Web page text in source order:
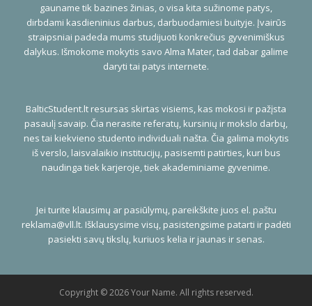
gauname tik bazines žinias, o visa kita sužinome patys,
dirbdami kasdieninius darbus, darbuodamiesi buityje. Įvairūs
straipsniai padeda mums studijuoti konkrečius gyvenimiškus
dalykus. Išmokome mokytis savo Alma Mater, tad dabar galime
daryti tai patys internete.
BalticStudent.lt resursas skirtas visiems, kas mokosi ir pažįsta
pasaulį savaip. Čia nerasite referatų, kursinių ir mokslo darbų,
nes tai kiekvieno studento individuali našta. Čia galima mokytis
iš verslo, laisvalaikio institucijų, pasisemti patirties, kuri bus
naudinga tiek karjeroje, tiek akademiniame gyvenime.
Jei turite klausimų ar pasiūlymų, pareikškite juos el. paštu
reklama@vll.lt. Išklausysime visų, pasistengsime patarti ir padėti
pasiekti savų tikslų, kuriuos kelia ir jaunas ir senas.
Copyright © 2026 Your Name. All rights reserved.